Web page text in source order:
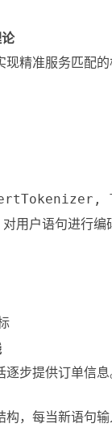
精准服务匹配
用户语句进行编
步提供订单信
，每当新语句